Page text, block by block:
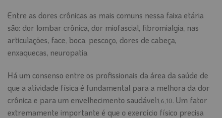
Entre as dores crônicas as mais comuns nessa faixa etária
são: dor lombar crônica, dor miofascial, fibromialgia, nas
articulações, face, boca, pescoço, dores de cabeça,
enxaquecas, neuropatia.
Há um consenso entre os profissionais da área da saúde de
que a atividade física é fundamental para a melhora da dor
crônica e para um envelhecimento saudável1,6,10. Um fator
extremamente importante é que o exercício físico precisa